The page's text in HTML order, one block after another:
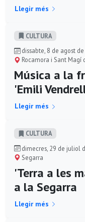
Llegir més
CULTURA
dissabte, 8 de agost
Rocamora i Sant Magí
Música a la
'Emili
Llegir més
CULTURA
dimecres, 29 de juliol
Segarra
'Terra a les
a la Segarra
Llegir més